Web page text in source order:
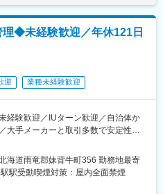
ンを行った上で適性に合わせた配属
活かして働ける環境です。
ログラムでが充実しており、技術だ
本州からの移住社など、多様なキャ
得意分野を活かして活躍していま
、トヨタ自動車（株）との直取引な
なものです。安定した環境で手に職
理◆未経験歓迎／年休121日
迎 業種未経験歓迎
経験歓迎／IUターン歓迎／自治体か
大手メーカーと取引多数で安定性◎
海道雨竜郡妹背牛町356 勤務地最寄
駅受動喫煙対策：屋内全面禁煙